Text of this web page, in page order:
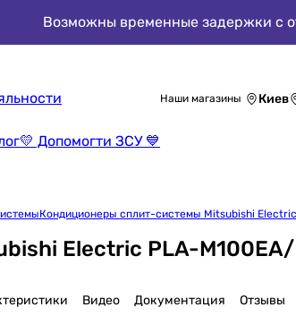
Возможны временные задержки с
💛 Допомогти ЗСУ 💙
Наши магазины Киев
Кондиционеры сплит-системы Mitsubishi Electric
Electric PLA-M100EA/
Видео Документация Отзывы